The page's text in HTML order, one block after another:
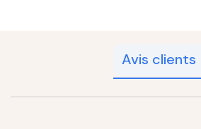
Avis clients